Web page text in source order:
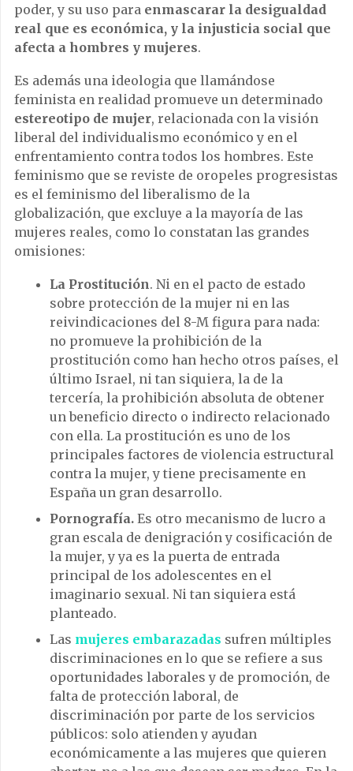
poder, y su uso para enmascarar la desigualdad
real que es económica, y la injusticia social que
afecta a hombres y mujeres.
Es además una ideologia que llamándose
feminista en realidad promueve un determinado
estereotipo de mujer, relacionada con la visión
liberal del individualismo económico y en el
enfrentamiento contra todos los hombres. Este
feminismo que se reviste de oropeles progresistas
es el feminismo del liberalismo de la
globalización, que excluye a la mayoría de las
mujeres reales, como lo constatan las grandes
omisiones:
La Prostitución. Ni en el pacto de estado
sobre protección de la mujer ni en las
reivindicaciones del 8-M figura para nada:
no promueve la prohibición de la
prostitución como han hecho otros países, el
último Israel, ni tan siquiera, la de la
tercería, la prohibición absoluta de obtener
un beneficio directo o indirecto relacionado
con ella. La prostitución es uno de los
principales factores de violencia estructural
contra la mujer, y tiene precisamente en
España un gran desarrollo.
Pornografía. Es otro mecanismo de lucro a
gran escala de denigración y cosificación de
la mujer, y ya es la puerta de entrada
principal de los adolescentes en el
imaginario sexual. Ni tan siquiera está
planteado.
Las mujeres embarazadas sufren múltiples
discriminaciones en lo que se refiere a sus
oportunidades laborales y de promoción, de
falta de protección laboral, de
discriminación por parte de los servicios
públicos: solo atienden y ayudan
económicamente a las mujeres que quieren